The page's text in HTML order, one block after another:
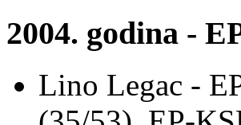
2004. godina -
Lino Legac -